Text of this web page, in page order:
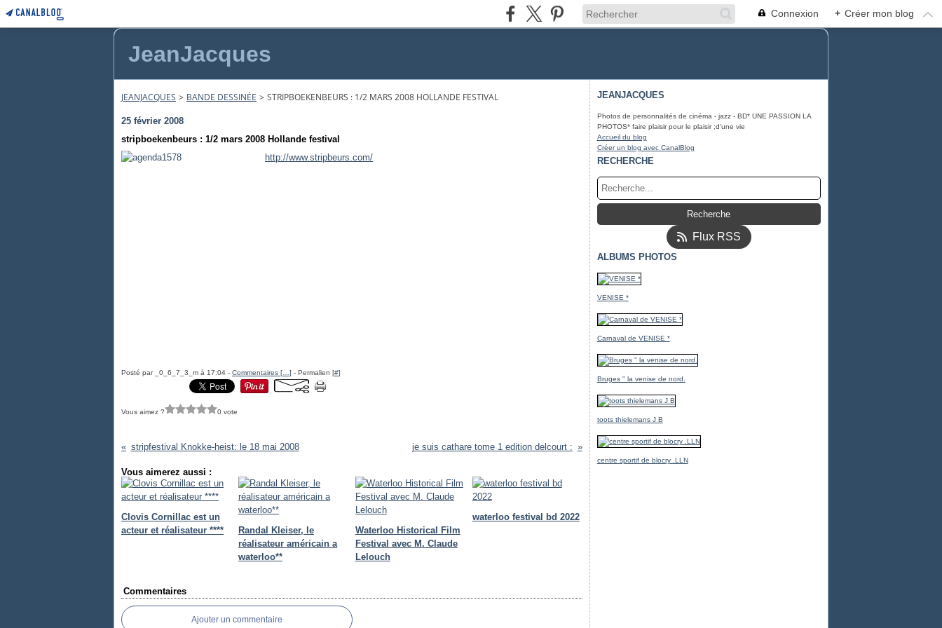
Connexion + Créer mon blog
JeanJacques
JEANJACQUES > BANDE DESSINÉE > STRIPBOEKENBEURS : 1/2 MARS 2008 HOLLANDE FESTIVAL
25 février 2008
stripboekenbeurs : 1/2 mars 2008 Hollande festival
http://www.stripbeurs.com/
Posté par _0_6_7_3_m à 17:04 - Commentaires [ ] - Permalien [#]
Vous aimez ? 0 vote
stripfestival Knokke-heist: le 18 mai 2008 je suis cathare tome 1 edition delcourt :
Vous aimerez aussi :
Clovis Cornillac est un
acteur et réalisateur ****
Randal Kleiser, le
réalisateur américain a
waterloo**
Waterloo Historical Film
Festival avec M. Claude
Lelouch
waterloo festival bd 2022
Commentaires
Ajouter un commentaire
JEANJACQUES
Photos de personnalités de cinéma - jazz - BD* UNE PASSION LA
PHOTOS* faire plaisir pour le plaisir ;d'une vie
Accueil du blog
Créer un blog avec CanalBlog
RECHERCHE
Flux RSS
ALBUMS PHOTOS
VENISE *
Carnaval de VENISE *
Bruges '' la venise de nord.
toots thielemans J B
centre sportif de blocry .LLN